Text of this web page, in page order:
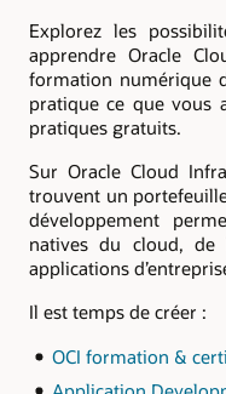
Explorez les
apprendre Oracle
formation numérique
pratique ce que vous
pratiques gratuits.
Sur Oracle Cloud
trouvent un
développement
natives du cloud, de
applications
Il est temps de créer :
OCI formation &